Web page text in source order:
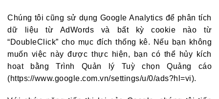
Chúng tôi cũng sử dụng Google Analytics để phân tích
dữ liệu từ AdWords và bất kỳ cookie nào từ
“DoubleClick” cho mục đích thống kê. Nếu bạn không
muốn việc này được thực hiện, bạn có thể hủy kích
hoạt bằng Trình Quản lý Tuỳ chọn Quảng cáo
(https://www.google.com.vn/settings/u/0/ads?hl=vi).